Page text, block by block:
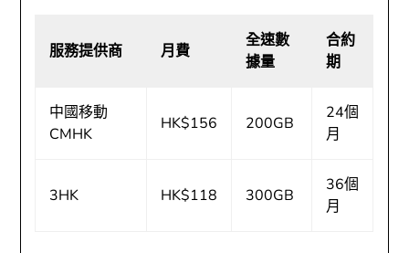
服務提供商 月費
全速數
據量
合約
期
中國移動
CMHK
HK$156 200GB
24個
月
3HK HK$118 300GB
36個
月